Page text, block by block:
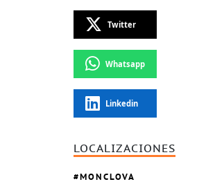
Twitter
Whatsapp
Linkedin
LOCALIZACIONES
MONCLOVA